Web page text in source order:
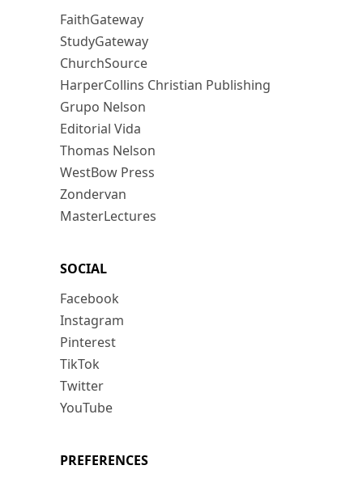
FaithGateway
StudyGateway
ChurchSource
HarperCollins Christian Publishing
Grupo Nelson
Editorial Vida
Thomas Nelson
WestBow Press
Zondervan
MasterLectures
SOCIAL
Facebook
Instagram
Pinterest
TikTok
Twitter
YouTube
PREFERENCES